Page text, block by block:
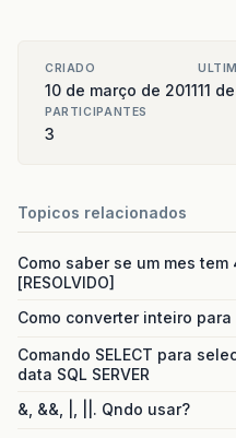
CRIADO
10 de março de 201111
PARTICIPANTES
3
Topicos relacionados
Como saber se um mes tem
[RESOLVIDO]
Como converter inteiro para
Comando SELECT para
data SQL SERVER
&, &&, |, ||. Qndo usar?